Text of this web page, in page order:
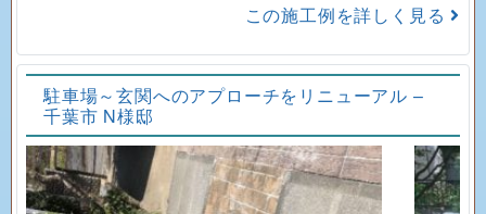
この施工例を詳しく見る
駐車場～玄関へのアプローチをリニューアル –
千葉市 N様邸